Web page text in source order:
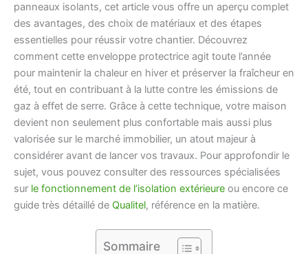
panneaux isolants, cet article vous offre un aperçu complet
des avantages, des choix de matériaux et des étapes
essentielles pour réussir votre chantier. Découvrez
comment cette enveloppe protectrice agit toute l’année
pour maintenir la chaleur en hiver et préserver la fraîcheur en
été, tout en contribuant à la lutte contre les émissions de
gaz à effet de serre. Grâce à cette technique, votre maison
devient non seulement plus confortable mais aussi plus
valorisée sur le marché immobilier, un atout majeur à
considérer avant de lancer vos travaux. Pour approfondir le
sujet, vous pouvez consulter des ressources spécialisées
sur le fonctionnement de l’isolation extérieure ou encore ce
guide très détaillé de Qualitel, référence en la matière.
Sommaire